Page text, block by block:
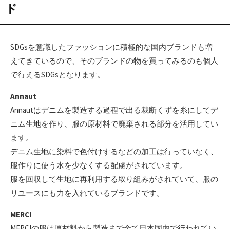
ド
SDGsを意識したファッションに積極的な国内ブランドも増
えてきているので、そのブランドの物を買ってみるのも個人
で行えるSDGsとなります。
Annaut
Annautはデニムを製造する過程で出る裁断くずを糸にしてデ
ニム生地を作り、服の原材料で廃棄される部分を活用してい
ます。
デニム生地に染料で色付けするなどの加工は行っていなく、
服作りに使う水を少なくする配慮がされています。
服を回収して生地に再利用する取り組みがされていて、服の
リユースにも力を入れているブランドです。
MERCI